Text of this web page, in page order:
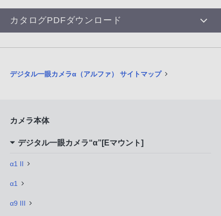
カタログPDFダウンロード
デジタル一眼カメラα（アルファ） サイトマップ
カメラ本体
デジタル一眼カメラ“α”[Eマウント]
α1 II
α1
α9 III